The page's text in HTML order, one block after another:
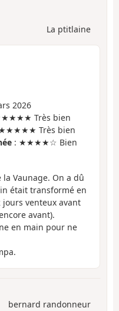
La ptitlaine
2026
Très bien
Très bien
: ★★★★☆ Bien
Vaunage. On a dû
était transformé en
venteux avant
avant).
en main pour ne
bernard randonneur